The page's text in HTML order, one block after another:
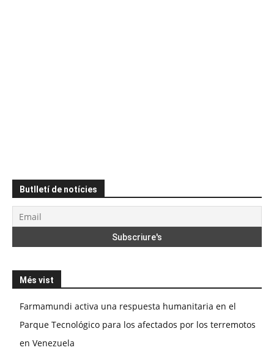
Butlletí de notícies
Més vist
Farmamundi activa una respuesta humanitaria en el
Parque Tecnológico para los afectados por los terremotos
en Venezuela